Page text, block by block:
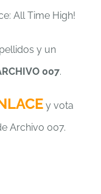
All Time High!
y un
007.
y vota
Archivo 007.